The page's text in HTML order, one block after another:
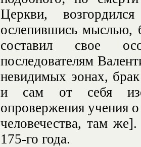
Церкви,
ослепившись мыслью,
составил свое
последователям
невидимых эонах,
и сам от себя
опровержения учения
человечества, там
175-го года.